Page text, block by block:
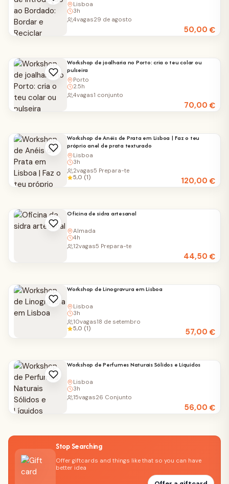
Lisboa
3h
50,00€
4vagas29 de agosto
Workshop de joalharia no Porto: cria o teu colar ou
pulseira
Porto
2.5h
70,00€
4vagas1 conjunto
Workshop de Anéis de Prata em Lisboa | Faz o teu
próprio anel de prata texturado
Lisboa
3h
120,00€
2vagas5 Prepara-te
5,0 (1)
Oficina de sidra artesanal
Almada
4h
44,50€
12vagas5 Prepara-te
Workshop de Linogravura em Lisboa
Lisboa
3h
57,00€
10vagas18 de setembro
5,0 (1)
Workshop de Perfumes Naturais Sólidos e Líquidos
Lisboa
3h
56,00€
15vagas26 Conjunto
Stop Searching
Offer giftcards and things like that so you can have
better idea